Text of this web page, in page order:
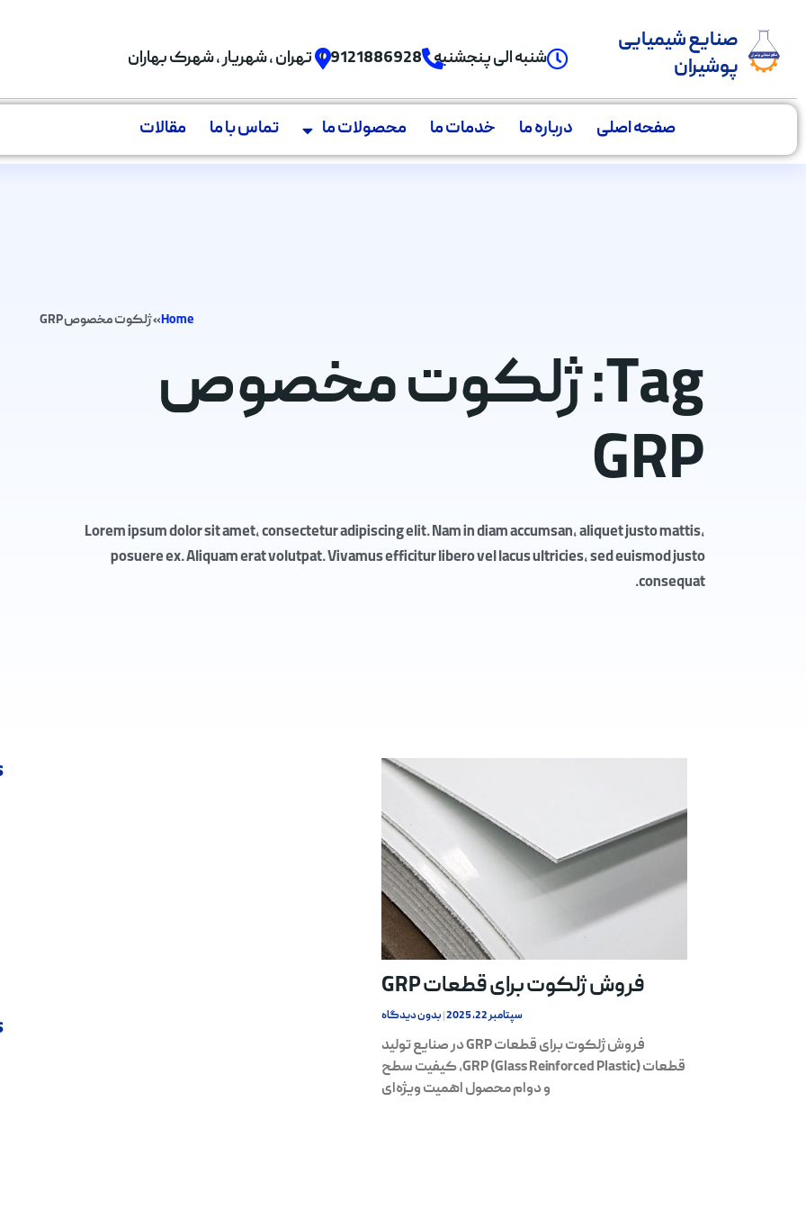
صنایع شیمیایی
پوشیران
شنبه الی پنجشنبه 09121886928 تهران , شهریار , شهرک بهاران
صفحه اصلی درباره ما خدمات ما محصولات ما تماس با ما مقالات
Home
»ژلکوت مخصوص GRP
Tag: ژلکوت مخصوص
GRP
Lorem ipsum dolor sit amet, consectetur adipiscing elit. Nam in diam accumsan, aliquet justo mattis,
posuere ex. Aliquam erat volutpat. Vivamus efficitur libero vel lacus ultricies, sed euismod justo
consequat.
فروش ژلکوت برای قطعات GRP
سپتامبر 22, 2025 بدون دیدگاه
فروش ژلکوت برای قطعات GRP در صنایع تولید
قطعات GRP (Glass Reinforced Plastic)، کیفیت سطح
و دوام محصول اهمیت ویژه‌ای